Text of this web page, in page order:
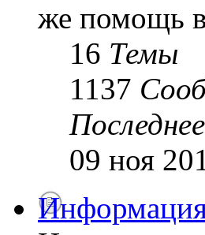
же помощь
16 Темы
1137
09 ноя